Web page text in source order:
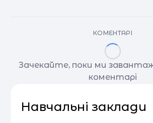
КОМЕНТАРІ
Зачекайте, поки ми
коментарі
Навчальні заклади